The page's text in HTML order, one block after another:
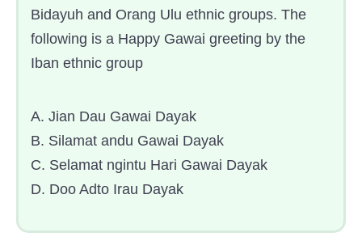
Bidayuh and Orang Ulu ethnic groups. The
following is a Happy Gawai greeting by the
Iban ethnic group
A. Jian Dau Gawai Dayak
B. Silamat andu Gawai Dayak
C. Selamat ngintu Hari Gawai Dayak
D. Doo Adto Irau Dayak